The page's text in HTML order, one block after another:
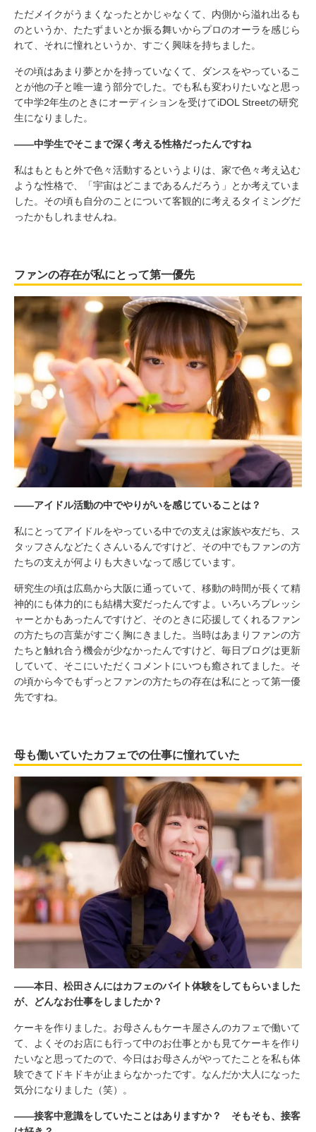
ただメイクがうまくなったとかじゃなくて、内側から溢れ出るも
のというか、たたずまいとか振る舞いからプロのオーラを感じら
れて、それに憧れというか、すごく興味を持ちました。
その頃はあまり夢とかを持っていなくて、ダンスをやっているこ
とが他の子と唯一違う部分でした。でも私も変わりたいなと思っ
て中学2年生のときにオーディションを受けてiDOL Streetの研究
生になりました。
――中学生でそこまで深く考える性格だったんですね
私はもともと外で色々活動するというよりは、家で色々考え込む
ような性格で、「宇宙はどこまであるんだろう」とか考えていま
した。その頃も自分のことについて客観的に考えるタイミングだ
ったかもしれませんね。
ファンの存在が私にとって第一優先
――アイドル活動の中でやりがいを感じていることは？
私にとってアイドルをやっている中での支えは家族や友だち、ス
タッフさんなどたくさんいるんですけど、その中でもファンの方
たちの支えが何よりも大きいなって感じています。
研究生の頃は広島から大阪に通っていて、移動の時間が長くて精
神的にも体力的にも結構大変だったんですよ。いろいろプレッシ
ャーとかもあったんですけど、そのときに応援してくれるファン
の方たちの言葉がすごく胸にきました。当時はあまりファンの方
たちと触れ合う機会が少なかったんですけど、毎日ブログは更新
していて、そこにいただくコメントにいつも癒されてました。そ
の頃から今でもずっとファンの方たちの存在は私にとって第一優
先ですね。
母も働いていたカフェでの仕事に憧れていた
――本日、松田さんにはカフェのバイト体験をしてもらいました
が、どんなお仕事をしましたか？
ケーキを作りました。お母さんもケーキ屋さんのカフェで働いて
て、よくそのお店にも行って中のお仕事とかも見てケーキを作り
たいなと思ってたので、今日はお母さんがやってたことを私も体
験できてドキドキが止まらなかったです。なんだか大人になった
気分になりました（笑）。
――接客中意識をしていたことはありますか？ そもそも、接客